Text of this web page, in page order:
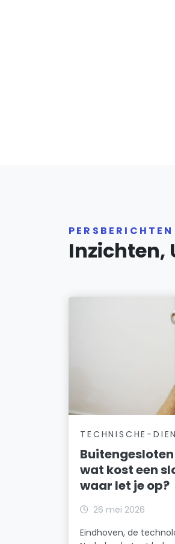
Inzichten,
TECHNISCHE-
wat kost een
waar let je op?
26 mei 2026
Eindhoven, de